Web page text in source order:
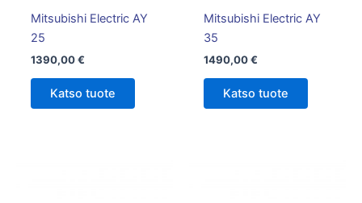
Mitsubishi Electric AY
25
1390,00€
Katso tuote
Mitsubishi Electric AY
35
1490,00€
Katso tuote